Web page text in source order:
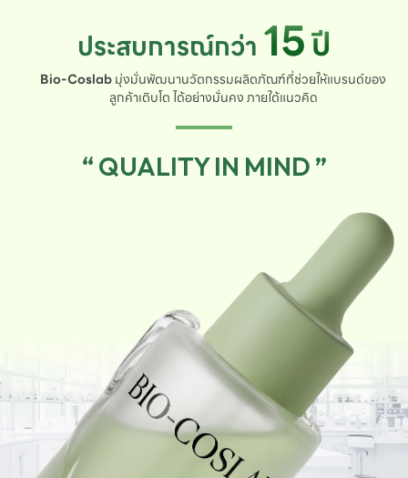
ประสบการณ์กว่า 15ปี
Bio-Coslabมุ่งมั่นพัฒนานวัตกรรมผลิตภัณฑ์ที่ช่วยให้แบรนด์ของ
ลูกค้าเติบโต ได้อย่างมั่นคง ภายใต้แนวคิด
“ QUALITY IN MIND ”